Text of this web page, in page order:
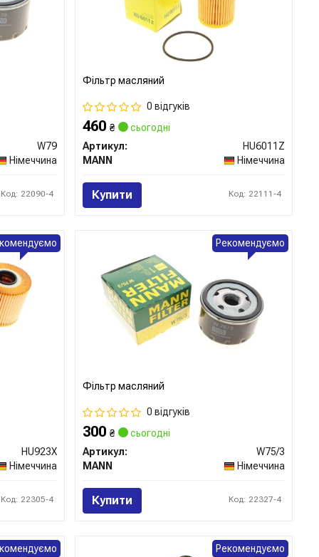
W79
Німеччина
Код: 22090-4
Фільтр масляний
0 відгуків
460₴
сьогодні
Артикул:
HU6011Z
MANN
Німеччина
Купити Код: 22111-4
HU923X
Німеччина
Код: 22305-4
Фільтр масляний
0 відгуків
300₴
сьогодні
Артикул:
W75/3
MANN
Німеччина
Купити Код: 22327-4
Рекомендуємо
Рекомендуємо